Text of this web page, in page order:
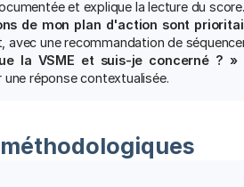
et explique la lecture du score.
de mon plan d'action sont
une recommandation de
la VSME et suis-je concerné ? »
réponse contextualisée.